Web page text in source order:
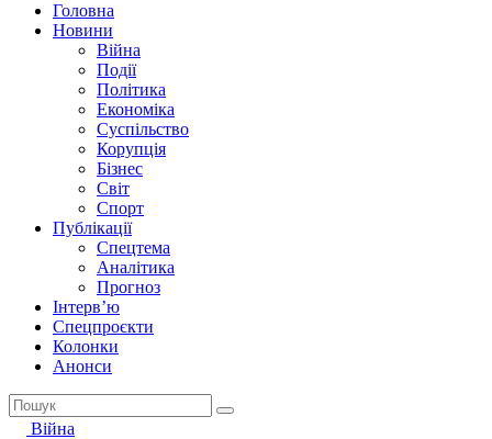
Головна
Новини
Війна
Події
Політика
Економіка
Суспільство
Корупція
Бізнес
Світ
Спорт
Публікації
Спецтема
Аналітика
Прогноз
Інтерв’ю
Спецпроєкти
Колонки
Анонси
Війна